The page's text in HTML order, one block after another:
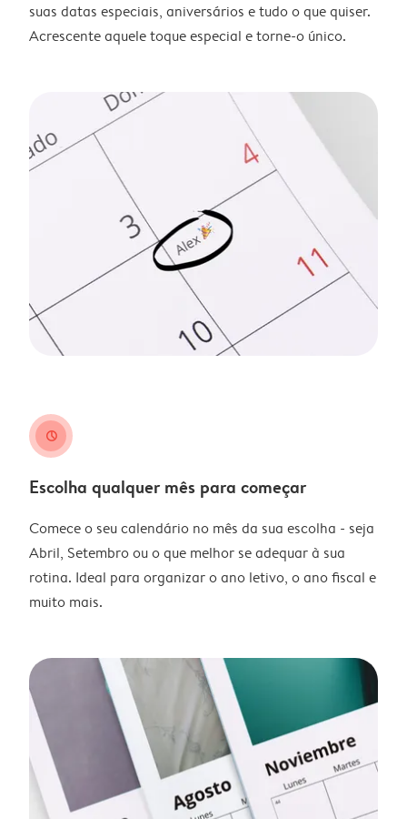
suas datas especiais, aniversários e tudo o que quiser.
Acrescente aquele toque especial e torne-o único.
clock
Escolha qualquer mês para começar
Comece o seu calendário no mês da sua escolha - seja
Abril, Setembro ou o que melhor se adequar à sua
rotina. Ideal para organizar o ano letivo, o ano fiscal e
muito mais.